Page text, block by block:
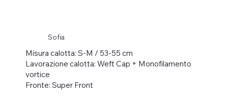
Sofia
Misura calotta: S-M / 53-55 cm
Lavorazione calotta: Weft Cap + Monofilamento
vortice
Fronte: Super Front